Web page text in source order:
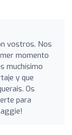
vostros. Nos
momento
muchísimo
y que
Os
para